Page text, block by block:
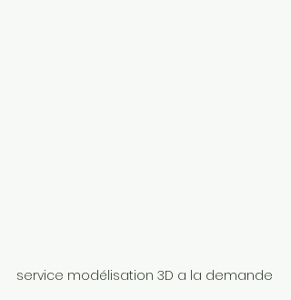
service modélisation 3D a la demande